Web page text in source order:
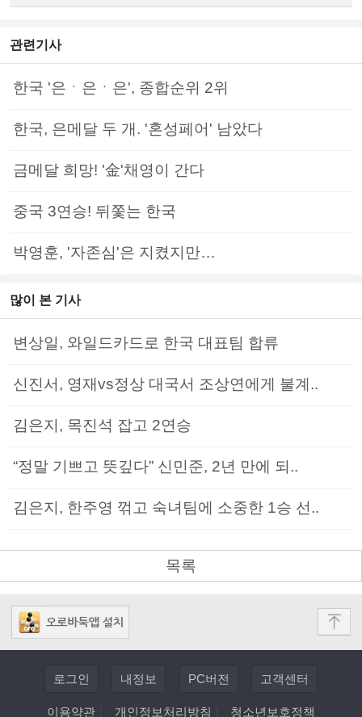
관련기사
한국 '은ㆍ은ㆍ은', 종합순위 2위
한국, 은메달 두 개. '혼성페어' 남았다
금메달 희망! '金'채영이 간다
중국 3연승! 뒤쫓는 한국
박영훈, '자존심'은 지켰지만…
많이 본 기사
변상일, 와일드카드로 한국 대표팀 합류
신진서, 영재vs정상 대국서 조상연에게 불계..
김은지, 목진석 잡고 2연승
“정말 기쁘고 뜻깊다” 신민준, 2년 만에 되..
김은지, 한주영 꺾고 숙녀팀에 소중한 1승 선..
목록
로그인 내정보 PC버전 고객센터
이용약관 개인정보처리방침 청소년보호정책